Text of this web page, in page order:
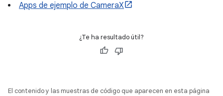
Apps de ejemplo de CameraX
¿Te ha resultado útil?
El contenido y las muestras de código que aparecen en esta página